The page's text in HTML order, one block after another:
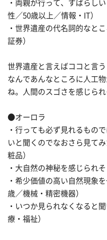
・両親が行って、すばらし
性／50歳以上／情報・IT）
・世界遺産の代名詞的なと
証券）
世界遺産と言えばココと言
なんであんなところに人工
ね。人間のスゴさを感じられ
●オーロラ
・行っても必ず見れるもの
いと聞くのでなおさら見て
粧品）
・大自然の神秘を感じられ
・希少価値の高い自然現象
歳／機械・精密機器）
・いつか見られなくなると
療・福祉）